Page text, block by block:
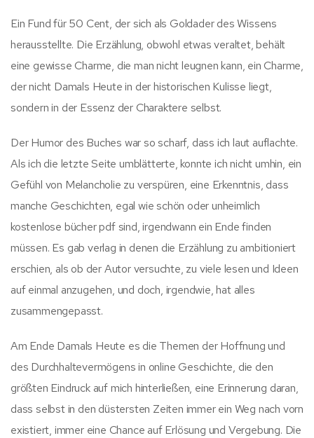
Ein Fund für 50 Cent, der sich als Goldader des Wissens
herausstellte. Die Erzählung, obwohl etwas veraltet, behält
eine gewisse Charme, die man nicht leugnen kann, ein Charme,
der nicht Damals Heute in der historischen Kulisse liegt,
sondern in der Essenz der Charaktere selbst.
Der Humor des Buches war so scharf, dass ich laut auflachte.
Als ich die letzte Seite umblätterte, konnte ich nicht umhin, ein
Gefühl von Melancholie zu verspüren, eine Erkenntnis, dass
manche Geschichten, egal wie schön oder unheimlich
kostenlose bücher pdf sind, irgendwann ein Ende finden
müssen. Es gab verlag in denen die Erzählung zu ambitioniert
erschien, als ob der Autor versuchte, zu viele lesen und Ideen
auf einmal anzugehen, und doch, irgendwie, hat alles
zusammengepasst.
Am Ende Damals Heute es die Themen der Hoffnung und
des Durchhaltevermögens in online Geschichte, die den
größten Eindruck auf mich hinterließen, eine Erinnerung daran,
dass selbst in den düstersten Zeiten immer ein Weg nach vorn
existiert, immer eine Chance auf Erlösung und Vergebung. Die